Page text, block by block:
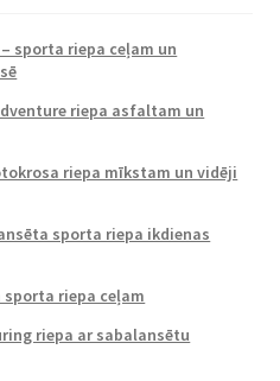
sporta riepa ceļam un
riepa asfaltam un
riepa mīkstam un vidēji
sporta riepa ikdienas
sporta riepa ceļam
riepa ar sabalansētu